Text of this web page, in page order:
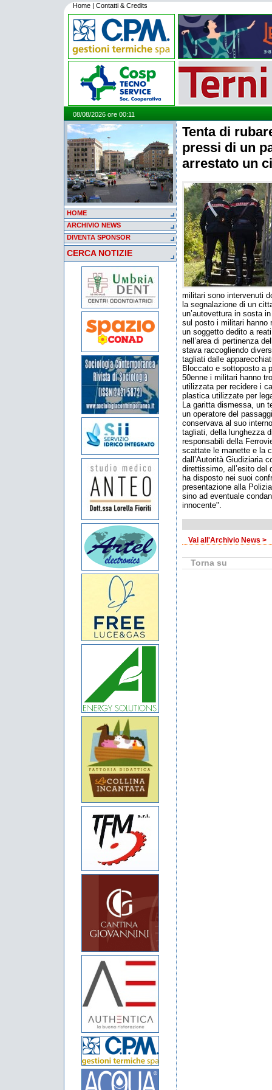
Home | Contatti & Credits
08/08/2026 ore 00:11
HOME
ARCHIVIO NEWS
DIVENTA SPONSOR
CERCA NOTIZIE
Tenta di
pressi di un
arrestato un
militari sono intervenuti
la segnalazione di un
un’autovettura in sosta
sul posto i militari hanno
un soggetto dedito a
nell’area di pertinenza
stava raccogliendo
tagliati dalle
Bloccato e sottoposto a
50enne i militari hanno
utilizzata per recidere i
plastica utilizzate per
La garitta dismessa, un
un operatore del
conservava al suo
tagliati, della lunghezza
responsabili della
scattate le manette e la
dall’Autorità Giudiziaria
direttissimo, all’esito del
ha disposto nei suoi
presentazione alla
sino ad eventuale
innocente".
Vai all'Archivio News >
Torna su